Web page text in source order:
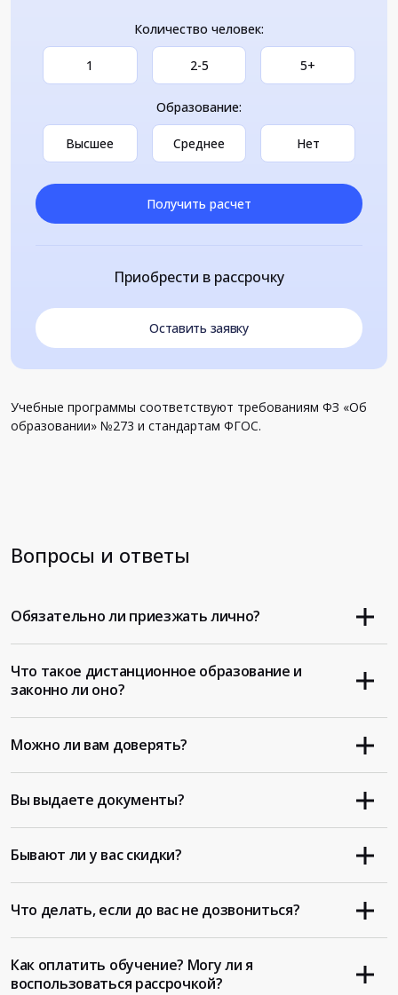
Количество человек:
1 2-5 5+
Образование:
Высшее Среднее Нет
Получить расчет
Приобрести в рассрочку
Оставить заявку
Учебные программы соответствуют требованиям ФЗ «Об
образовании» №273 и стандартам ФГОС.
Вопросы и ответы
Обязательно ли приезжать лично?
Что такое дистанционное образование и
законно ли оно?
Можно ли вам доверять?
Вы выдаете документы?
Бывают ли у вас скидки?
Что делать, если до вас не дозвониться?
Как оплатить обучение? Могу ли я
воспользоваться рассрочкой?